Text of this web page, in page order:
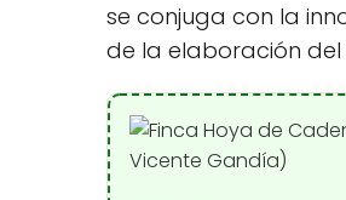
se conjuga con la
de la elaboración